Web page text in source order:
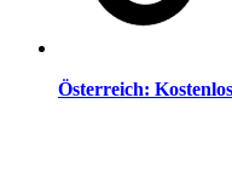
Österreich: